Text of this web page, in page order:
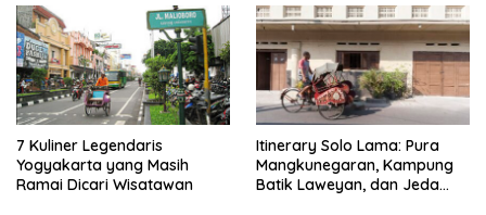
7 Kuliner Legendaris
Yogyakarta yang Masih
Ramai Dicari Wisatawan
Itinerary Solo Lama: Pura
Mangkunegaran, Kampung
Batik Laweyan, dan Jeda